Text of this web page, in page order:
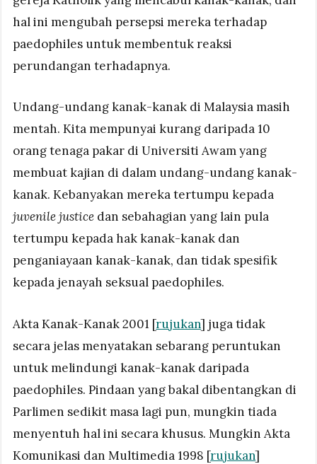
hal ini mengubah persepsi mereka terhadap
paedophiles untuk membentuk reaksi
perundangan terhadapnya.
Undang-undang kanak-kanak di Malaysia masih
mentah. Kita mempunyai kurang daripada 10
orang tenaga pakar di Universiti Awam yang
membuat kajian di dalam undang-undang kanak-
kanak. Kebanyakan mereka tertumpu kepada
juvenile justice dan sebahagian yang lain pula
tertumpu kepada hak kanak-kanak dan
penganiayaan kanak-kanak, dan tidak spesifik
kepada jenayah seksual paedophiles.
Akta Kanak-Kanak 2001 [rujukan] juga tidak
secara jelas menyatakan sebarang peruntukan
untuk melindungi kanak-kanak daripada
paedophiles. Pindaan yang bakal dibentangkan di
Parlimen sedikit masa lagi pun, mungkin tiada
menyentuh hal ini secara khusus. Mungkin Akta
Komunikasi dan Multimedia 1998 [rujukan]